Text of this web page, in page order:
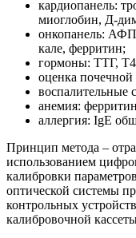
кардиопанель:
миоглобин, Д-
онкопанель:
кале, ферритин;
гормоны: ТТГ,
оценка
воспалительные
анемия:
аллергия: IgЕ
Принцип метода –
использованием
калибровки
оптической системы
контрольных
калибровочной